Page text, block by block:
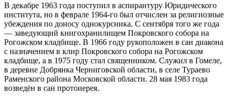
В декабре 1963 года поступил в аспирантуру Юридического
института, но в феврале 1964-го был отчислен за религиозные
убеждения по доносу однокурсника. С сентября того же года
— заведующий книгохранилищем Покровского собора на
Рогожском кладбище. В 1966 году рукоположен в сан диакона
с назначением в клир Покровского собора на Рогожском
кладбище, а в 1975 году стал священником. Служил в Гомеле,
в деревне Добрянка Черниговской области, в селе Тураево
Раменского района Московской области. 28 мая 1983 года
возведён в сан протоиерея.